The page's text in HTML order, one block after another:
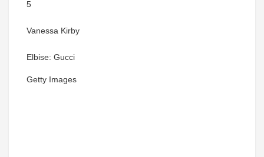
5
Vanessa Kirby
Elbise: Gucci
Getty Images